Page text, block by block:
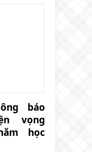
báo
vọng
học